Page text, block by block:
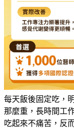
每天飯後固定吃，
那麼重，長時間工
吃起來不痛苦，反